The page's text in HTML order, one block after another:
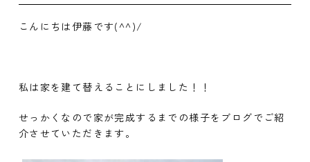
こんにちは伊藤です(^^)/
私は家を建て替えることにしました！！
せっかくなので家が完成するまでの様子をブログでご紹
介させていただきます。